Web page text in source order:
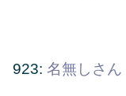
923: 名無しさん